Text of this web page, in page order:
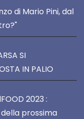
di Mario Pini, dal
SI
IN PALIO
2023 :
prossima